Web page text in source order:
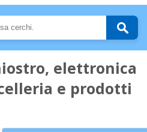
elettronica
e prodotti